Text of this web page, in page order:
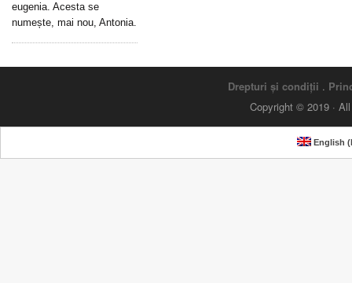
eugenia. Acesta se
numește, mai nou, Antonia.
Drepturi și condiții .
Copyright © 2019 ·
English (